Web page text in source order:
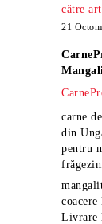
către
21
carne
din
pentru
coacere
Livrare